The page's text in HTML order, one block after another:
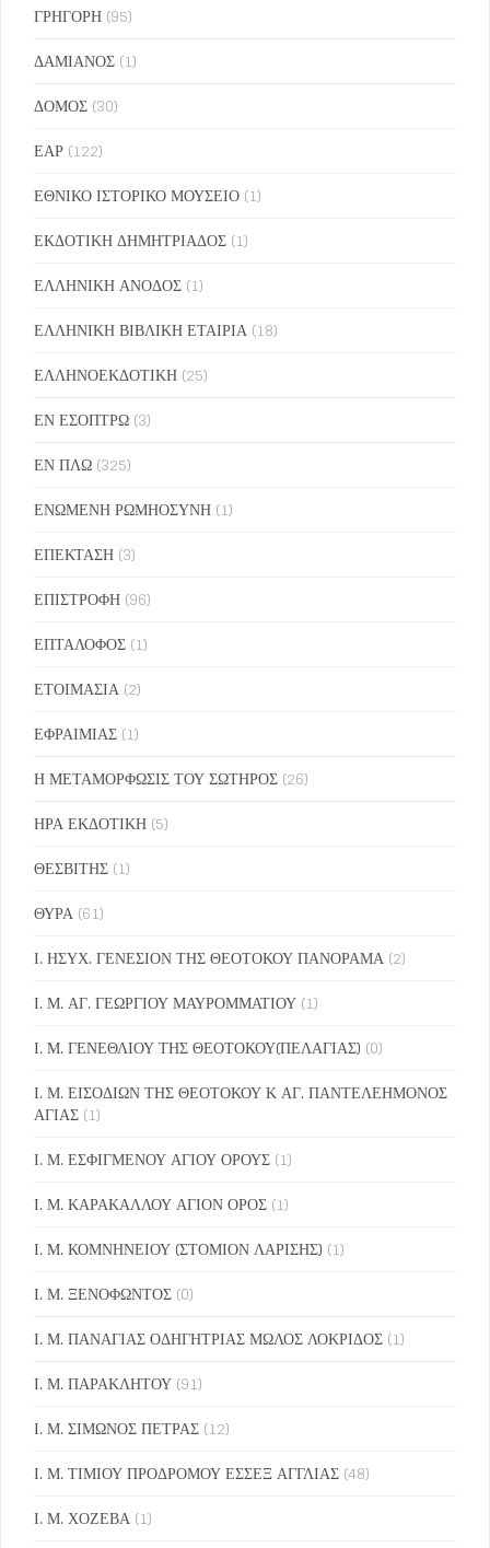
ΓΡΗΓΟΡΗ (95)
ΔΑΜΙΑΝΟΣ (1)
ΔΟΜΟΣ (30)
ΕΑΡ (122)
ΕΘΝΙΚΟ ΙΣΤΟΡΙΚΟ ΜΟΥΣΕΙΟ (1)
ΕΚΔΟΤΙΚΗ ΔΗΜΗΤΡΙΑΔΟΣ (1)
ΕΛΛΗΝΙΚΗ ΑΝΟΔΟΣ (1)
ΕΛΛΗΝΙΚΗ ΒΙΒΛΙΚΗ ΕΤΑΙΡΙΑ (18)
ΕΛΛΗΝΟΕΚΔΟΤΙΚΗ (25)
ΕΝ ΕΣΟΠΤΡΩ (3)
ΕΝ ΠΛΩ (325)
ΕΝΩΜΕΝΗ ΡΩΜΗΟΣΥΝΗ (1)
ΕΠΕΚΤΑΣΗ (3)
ΕΠΙΣΤΡΟΦΗ (96)
ΕΠΤΑΛΟΦΟΣ (1)
ΕΤΟΙΜΑΣΙΑ (2)
ΕΦΡΑΙΜΙΑΣ (1)
Η ΜΕΤΑΜΟΡΦΩΣΙΣ ΤΟΥ ΣΩΤΗΡΟΣ (26)
ΗΡΑ ΕΚΔΟΤΙΚΗ (5)
ΘΕΣΒΙΤΗΣ (1)
ΘΥΡΑ (61)
Ι. ΗΣΥΧ. ΓΕΝΕΣΙΟΝ ΤΗΣ ΘΕΟΤΟΚΟΥ ΠΑΝΟΡΑΜΑ (2)
Ι. Μ. ΑΓ. ΓΕΩΡΓΙΟΥ ΜΑΥΡΟΜΜΑΤΙΟΥ (1)
Ι. Μ. ΓΕΝΕΘΛΙΟΥ ΤΗΣ ΘΕΟΤΟΚΟΥ(ΠΕΛΑΓΙΑΣ) (0)
Ι. Μ. ΕΙΣΟΔΙΩΝ ΤΗΣ ΘΕΟΤΟΚΟΥ Κ ΑΓ. ΠΑΝΤΕΛΕΗΜΟΝΟΣ
ΑΓΙΑΣ (1)
Ι. Μ. ΕΣΦΙΓΜΕΝΟΥ ΑΓΙΟΥ ΟΡΟΥΣ (1)
Ι. Μ. ΚΑΡΑΚΑΛΛΟΥ ΑΓΙΟΝ ΟΡΟΣ (1)
Ι. Μ. ΚΟΜΝΗΝΕΙΟΥ (ΣΤΟΜΙΟΝ ΛΑΡΙΣΗΣ) (1)
Ι. Μ. ΞΕΝΟΦΩΝΤΟΣ (0)
Ι. Μ. ΠΑΝΑΓΙΑΣ ΟΔΗΓΗΤΡΙΑΣ ΜΩΛΟΣ ΛΟΚΡΙΔΟΣ (1)
Ι. Μ. ΠΑΡΑΚΛΗΤΟΥ (91)
Ι. Μ. ΣΙΜΩΝΟΣ ΠΕΤΡΑΣ (12)
Ι. Μ. ΤΙΜΙΟΥ ΠΡΟΔΡΟΜΟΥ ΕΣΣΕΞ ΑΓΓΛΙΑΣ (48)
Ι. Μ. ΧΟΖΕΒΑ (1)